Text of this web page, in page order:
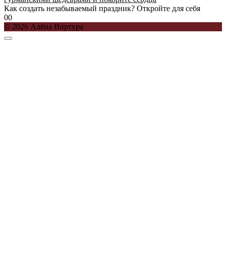
Как создать незабываемый праздник? Откройте для себя
00
© 2026 Алёна Виртура